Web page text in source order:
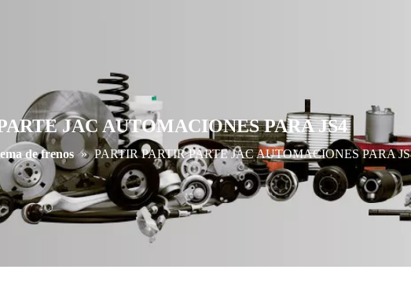
JAC AUTOMACIONES PARA JS4
de frenos » PARTIR PARTIR PARTE JAC AUTOMACIONES PARA